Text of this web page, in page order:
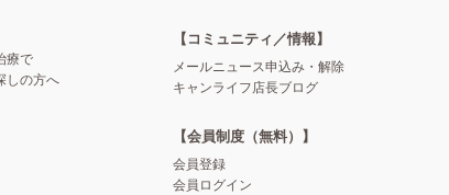
療で
しの方へ
【コミュニティ／情報】
メールニュース申込み・解除
キャンライフ店長ブログ
【会員制度（無料）】
会員登録
会員ログイン